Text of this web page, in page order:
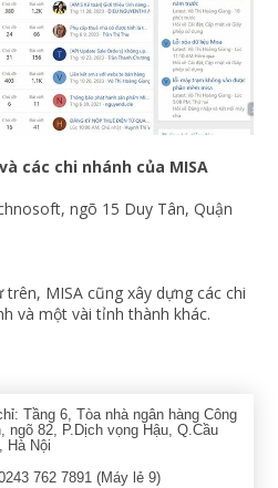
các chi nhánh của MISA
ngõ 15 Duy Tân, Quận
MISA cũng xây dựng các chi
và một vài tỉnh thành khác.
Tầng 6, Tòa nhà ngân hàng Công
ngõ 82, P.Dịch vọng Hậu, Q.Cầu
Hà Nội
0243 762 7891 (Máy lẻ 9)